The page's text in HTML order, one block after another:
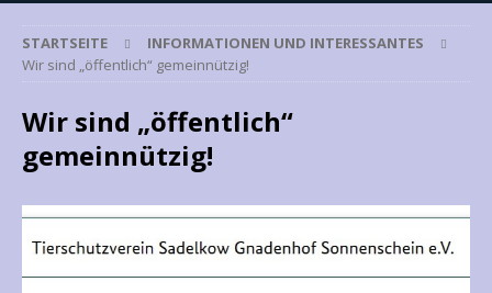
STARTSEITE
INFORMATIONEN UND INTERESSANTES
Wir sind „öffentlich“ gemeinnützig!
Wir sind „öffentlich“
gemeinnützig!